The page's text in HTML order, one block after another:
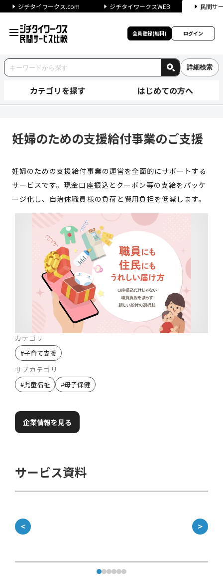
ジチタイワークス.com ジチタイワークスWEB 民間サ
会員登録(無料) ログイン
詳細検索
カテゴリを探す はじめての方へ
妊婦のための支援給付事業のご支援
妊婦のための支援給付事業の運営を全面的にサポートする
サービスです。現金口座振込とクーポン等の支給をパッケ
ージ化し、自治体職員様の負荷と費用負担を低減します。
カテゴリ
#子育て支援
サブカテゴリ
#児童福祉 #母子保健
企業情報を見る
サービス資料
＜ ＞